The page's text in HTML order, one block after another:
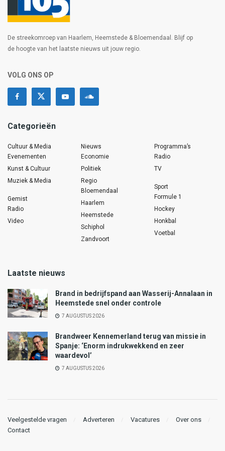
De streekomroep van Haarlem, Heemstede & Bloemendaal. Blijf op
de hoogte van het laatste nieuws uit jouw regio.
VOLG ONS OP
Categorieën
Cultuur & Media
Evenementen
Kunst & Cultuur
Muziek & Media
Gemist
Radio
Video
Nieuws
Economie
Politiek
Regio
Bloemendaal
Haarlem
Heemstede
Schiphol
Zandvoort
Programma’s
Radio
TV
Sport
Formule 1
Hockey
Honkbal
Voetbal
Laatste nieuws
Brand in bedrijfspand aan Wasserij-Annalaan in
Heemstede snel onder controle
7 AUGUSTUS 2026
Brandweer Kennemerland terug van missie in
Spanje: ‘Enorm indrukwekkend en zeer
waardevol’
7 AUGUSTUS 2026
Veelgestelde vragen Adverteren Vacatures
Over ons
Contact